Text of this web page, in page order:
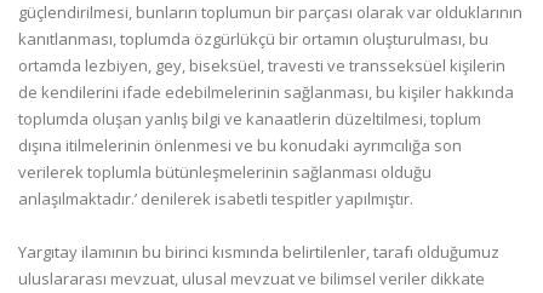
güçlendirilmesi, bunların toplumun bir parçası olarak var olduklarının
kanıtlanması, toplumda özgürlükçü bir ortamın oluşturulması, bu
ortamda lezbiyen, gey, biseksüel, travesti ve transseksüel kişilerin
de kendilerini ifade edebilmelerinin sağlanması, bu kişiler hakkında
toplumda oluşan yanlış bilgi ve kanaatlerin düzeltilmesi, toplum
dışına itilmelerinin önlenmesi ve bu konudaki ayrımcılığa son
verilerek toplumla bütünleşmelerinin sağlanması olduğu
anlaşılmaktadır.’ denilerek isabetli tespitler yapılmıştır.
Yargıtay ilamının bu birinci kısmında belirtilenler, tarafı olduğumuz
uluslararası mevzuat, ulusal mevzuat ve bilimsel veriler dikkate